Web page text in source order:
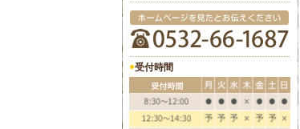
●受付時間